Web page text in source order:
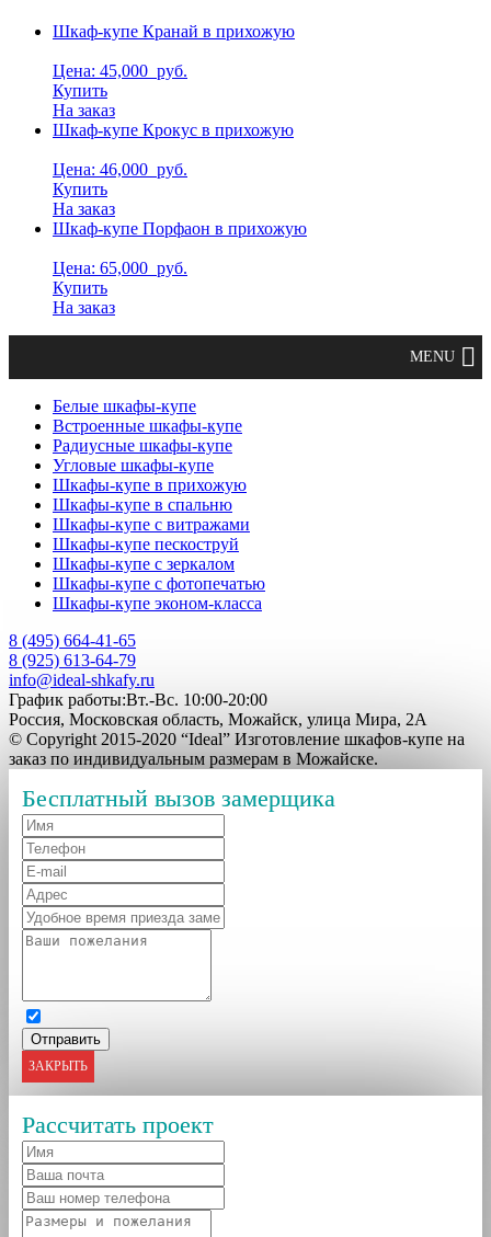
Шкаф-купе Кранай в прихожую
Цена: 45,000 руб.
Купить
На заказ
Шкаф-купе Крокус в прихожую
Цена: 46,000 руб.
Купить
На заказ
Шкаф-купе Порфаон в прихожую
Цена: 65,000 руб.
Купить
На заказ
Белые шкафы-купе
Встроенные шкафы-купе
Радиусные шкафы-купе
Угловые шкафы-купе
Шкафы-купе в прихожую
Шкафы-купе в спальню
Шкафы-купе с витражами
Шкафы-купе пескоструй
Шкафы-купе с зеркалом
Шкафы-купе с фотопечатью
Шкафы-купе эконом-класса
8 (495) 664-41-65
8 (925) 613-64-79
info@ideal-shkafy.ru
График работы:Вт.-Вс. 10:00-20:00
Россия, Московская область, Можайск, улица Мира, 2А
© Copyright 2015-2020 “Ideal” Изготовление шкафов-купе на
заказ по индивидуальным размерам в Можайске.
Бесплатный вызов замерщика
ЗАКРЫТЬ
Рассчитать проект